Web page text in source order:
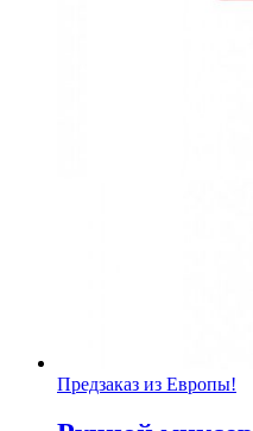
Предзаказ из Европы!